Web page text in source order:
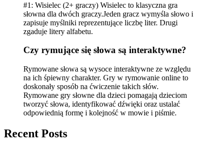
#1: Wisielec (2+ graczy) Wisielec to klasyczna gra
słowna dla dwóch graczy.Jeden gracz wymyśla słowo i
zapisuje myślniki reprezentujące liczbę liter. Drugi
zgaduje litery alfabetu.
Czy rymujące się słowa są interaktywne?
Rymowane słowa są wysoce interaktywne ze względu
na ich śpiewny charakter. Gry w rymowanie online to
doskonały sposób na ćwiczenie takich słów.
Rymowane gry słowne dla dzieci pomagają dzieciom
tworzyć słowa, identyfikować dźwięki oraz ustalać
odpowiednią formę i kolejność w mowie i piśmie.
Recent Posts